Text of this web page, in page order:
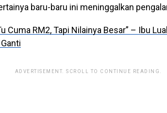
baru-baru ini meninggalkan
Cuma RM2, Tapi Nilainya Besar” – Ibu
ADVERTISEMENT. SCROLL TO CONTINUE READING.